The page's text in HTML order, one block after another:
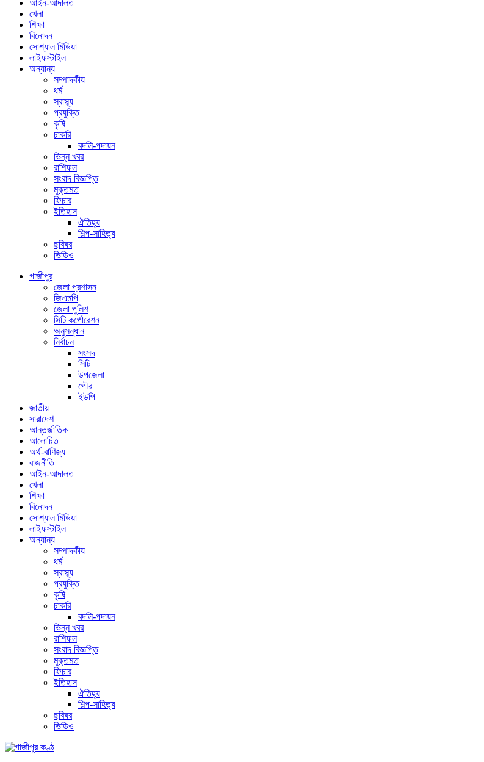
আইন-আদালত
খেলা
শিক্ষা
বিনোদন
সোশ্যাল মিডিয়া
লাইফস্টাইল
অন্যান্য
সম্পাদকীয়
ধর্ম
স্বাস্থ্য
প্রযুক্তি
কৃষি
চাকরি
বদলি-পদায়ন
ভিন্ন খবর
রাশিফল
সংবাদ বিজ্ঞপ্তি
মুক্তমত
ফিচার
ইতিহাস
ঐতিহ্য
শিল্প-সাহিত্য
ছবিঘর
ভিডিও
গাজীপুর
জেলা প্রশাসন
জিএমপি
জেলা পুলিশ
সিটি কর্পোরেশন
অনুসন্ধান
নির্বাচন
সংসদ
সিটি
উপজেলা
পৌর
ইউপি
জাতীয়
সারাদেশ
আন্তর্জাতিক
আলোচিত
অর্থ-বাণিজ্য
রাজনীতি
আইন-আদালত
খেলা
শিক্ষা
বিনোদন
সোশ্যাল মিডিয়া
লাইফস্টাইল
অন্যান্য
সম্পাদকীয়
ধর্ম
স্বাস্থ্য
প্রযুক্তি
কৃষি
চাকরি
বদলি-পদায়ন
ভিন্ন খবর
রাশিফল
সংবাদ বিজ্ঞপ্তি
মুক্তমত
ফিচার
ইতিহাস
ঐতিহ্য
শিল্প-সাহিত্য
ছবিঘর
ভিডিও